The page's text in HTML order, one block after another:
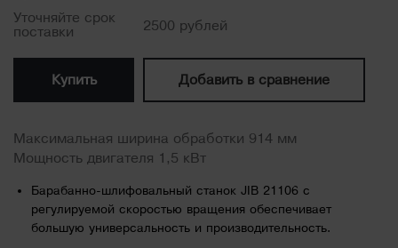
Уточняйте срок
поставки
2500 рублей
Купить Добавить в сравнение
Максимальная ширина обработки 914 мм
Мощность двигателя 1,5 кВт
Барабанно-шлифовальный станок JIB 21106 с
регулируемой скоростью вращения обеспечивает
большую универсальность и производительность.